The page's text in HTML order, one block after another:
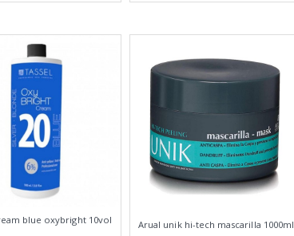
blue oxybright 10vol
Arual unik hi-tech mascarilla 1000ml